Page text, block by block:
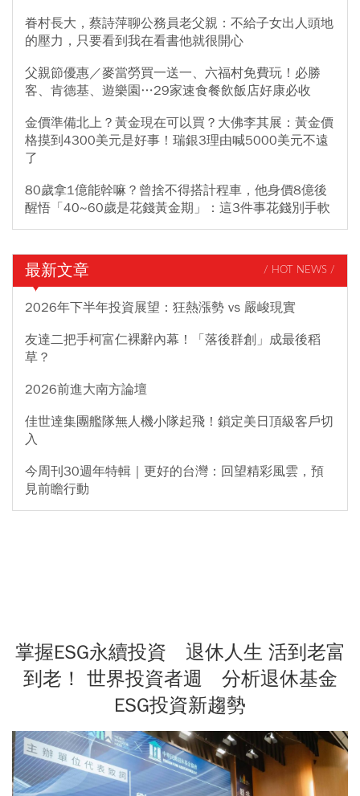
眷村長大，蔡詩萍聊公務員老父親：不給子女出人頭地
的壓力，只要看到我在看書他就很開心
父親節優惠／麥當勞買一送一、六福村免費玩！必勝
客、肯德基、遊樂園…29家速食餐飲飯店好康必收
金價準備北上？黃金現在可以買？大佛李其展：黃金價
格摸到4300美元是好事！瑞銀3理由喊5000美元不遠
了
80歲拿1億能幹嘛？曾捨不得搭計程車，他身價8億後
醒悟「40~60歲是花錢黃金期」：這3件事花錢別手軟
最新文章 / HOT NEWS /
2026年下半年投資展望：狂熱漲勢 vs 嚴峻現實
友達二把手柯富仁裸辭內幕！「落後群創」成最後稻
草？
2026前進大南方論壇
佳世達集團艦隊無人機小隊起飛！鎖定美日頂級客戶切
入
今周刊30週年特輯｜更好的台灣：回望精彩風雲，預
見前瞻行動
掌握ESG永續投資 退休人生 活到老富
到老！ 世界投資者週 分析退休基金
ESG投資新趨勢